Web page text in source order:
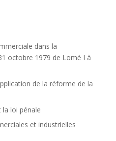
dans la
octobre 1979 de Lomé I à
de la réforme de la
la loi pénale
et industrielles